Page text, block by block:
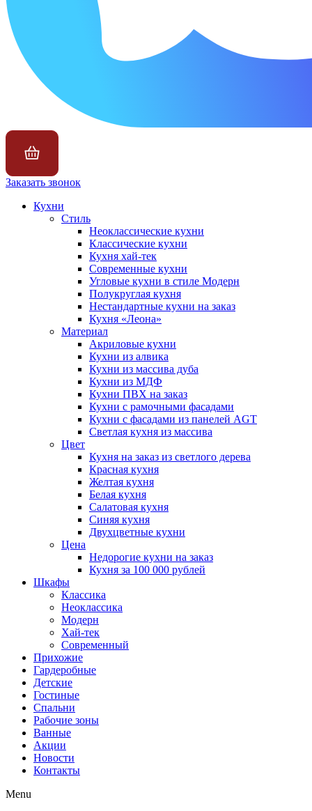
Заказать звонок
Кухни
Стиль
Неоклассические кухни
Классические кухни
Кухня хай-тек
Современные кухни
Угловые кухни в стиле Модерн
Полукруглая кухня
Нестандартные кухни на заказ
Кухня «Леона»
Материал
Акриловые кухни
Кухни из алвика
Кухни из массива дуба
Кухни из МДФ
Кухни ПВХ на заказ
Кухни с рамочными фасадами
Кухни с фасадами из панелей AGT
Светлая кухня из массива
Цвет
Кухня на заказ из светлого дерева
Красная кухня
Желтая кухня
Белая кухня
Салатовая кухня
Синяя кухня
Двухцветные кухни
Цена
Недорогие кухни на заказ
Кухня за 100 000 рублей
Шкафы
Классика
Неоклассика
Модерн
Хай-тек
Современный
Прихожие
Гардеробные
Детские
Гостиные
Спальни
Рабочие зоны
Ванные
Акции
Новости
Контакты
Menu